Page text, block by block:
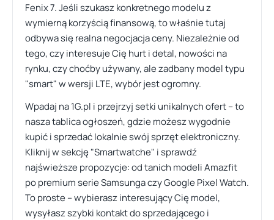
Fenix 7. Jeśli szukasz konkretnego modelu z
wymierną korzyścią finansową, to właśnie tutaj
odbywa się realna negocjacja ceny. Niezależnie od
tego, czy interesuje Cię hurt i detal, nowości na
rynku, czy choćby używany, ale zadbany model typu
"smart" w wersji LTE, wybór jest ogromny.
Wpadaj na 1G.pl i przejrzyj setki unikalnych ofert – to
nasza tablica ogłoszeń, gdzie możesz wygodnie
kupić i sprzedać lokalnie swój sprzęt elektroniczny.
Kliknij w sekcję "Smartwatche" i sprawdź
najświeższe propozycje: od tanich modeli Amazfit
po premium serie Samsunga czy Google Pixel Watch.
To proste – wybierasz interesujący Cię model,
wysyłasz szybki kontakt do sprzedającego i